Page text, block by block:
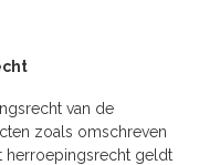
van de
zoals omschreven
herroepingsrecht geldt